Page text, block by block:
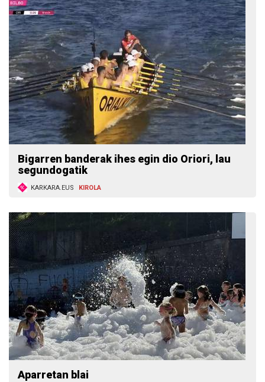
Bigarren banderak ihes egin dio Oriori, lau
segundogatik
KARKARA.EUS KIROLA
Aparretan blai